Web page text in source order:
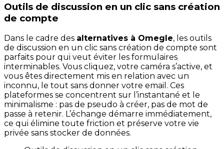
Outils de discussion en un clic sans création
de compte
Dans le cadre des alternatives à Omegle, les outils
de discussion en un clic sans création de compte sont
parfaits pour qui veut éviter les formulaires
interminables. Vous cliquez, votre caméra s’active, et
vous êtes directement mis en relation avec un
inconnu, le tout sans donner votre email. Ces
plateformes se concentrent sur l’instantané et le
minimalisme : pas de pseudo à créer, pas de mot de
passe à retenir. L’échange démarre immédiatement,
ce qui élimine toute friction et préserve votre vie
privée sans stocker de données.